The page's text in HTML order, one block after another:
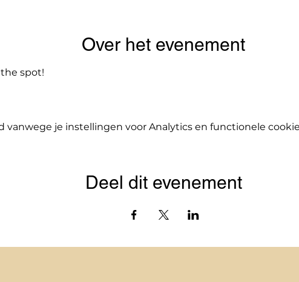
Over het evenement
spot!
vanwege je instellingen voor Analytics en functionele
Deel dit evenement